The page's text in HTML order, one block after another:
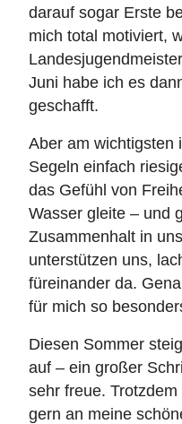
darauf sogar Erste
mich total motiviert,
Juni habe ich es
geschafft.
Aber am wichtigsten
Segeln einfach
das Gefühl von
Wasser gleite – und
Zusammenhalt in
unterstützen uns,
füreinander da.
für mich so
Diesen Sommer
auf – ein großer
sehr freue.
gern an meine